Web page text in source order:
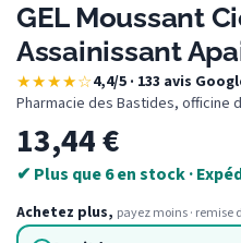
GEL Moussant
Assainissant
★★★★☆4,4/5 · 133 avis
Pharmacie des Bastides, officine
13,44€
✔ Plus que 6 en stock ·
Achetez plus, payez moins ·